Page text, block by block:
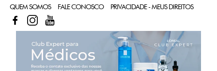
QUEM SOMOS FALE CONOSCO PRIVACIDADE - MEUS DIREITOS
FACEBOOKINSTAGRAM